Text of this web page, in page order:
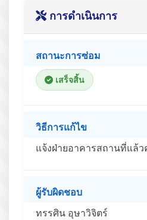
การดำเนินการ
สถานะการซ่อม
เสร็จสิ้น
วิธีการแก้ไข
แจ้งฝ่ายอาคารสถานที่แล้ว
ผู้รับผิดชอบ
ทรรศิน อุษาวิจิตร์